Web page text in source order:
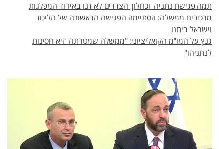
תמה פגישת נתניהו וכחלון; הצדדים לא דנו באיחוד המפלגות
מרכיבים ממשלה: הסתיימה הפגישה הראשונה של הליכוד
וישראל ביתנו
גנץ על המו"מ הקואליציוני: "ממשלה שמטרתה היא חסינות
לנתניהו"